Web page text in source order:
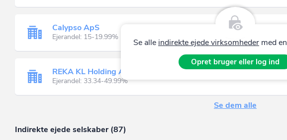
Calypso ApS
Ejerandel: 15-19.99%
REKA KL Holding A/S
Ejerandel: 33.34-49.99%
Se dem alle
Indirekte ejede selskaber (87)
Se alle indirekte ejede virksomhedermed en
Opret bruger eller log ind